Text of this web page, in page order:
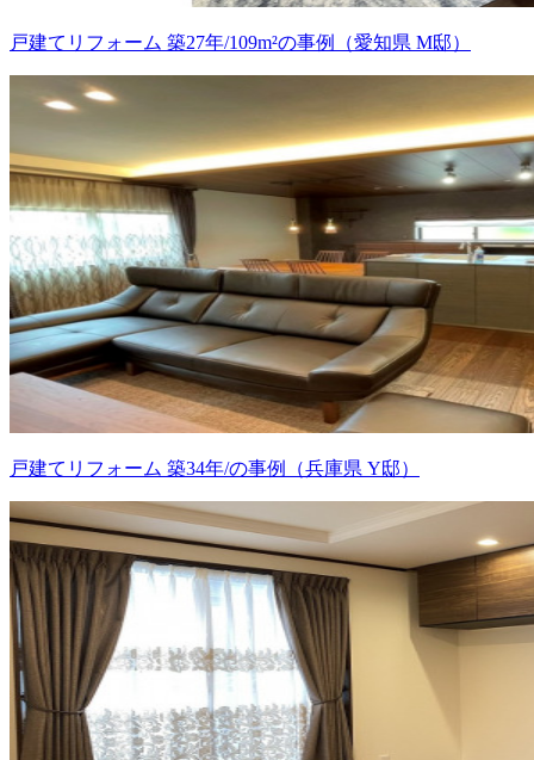
戸建てリフォーム 築27年/109m²の事例（愛知県 M邸）
戸建てリフォーム 築34年/の事例（兵庫県 Y邸）